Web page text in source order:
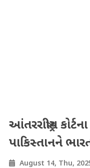
આંતરરાષ્ટ્રીય
પાકિસ્તાનને
August 14, Thu,